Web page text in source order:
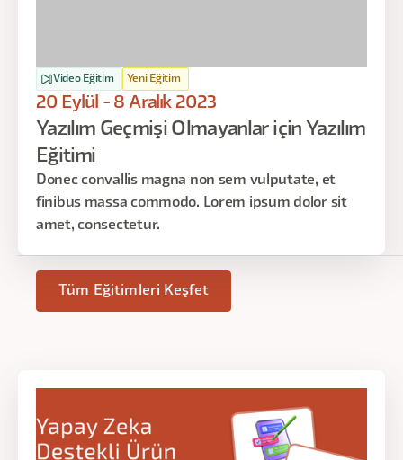
Video Eğitim Yeni Eğitim
20 Eylül - 8 Aralık 2023
Yazılım Geçmişi Olmayanlar için Yazılım
Eğitimi
Donec convallis magna non sem vulputate, et
finibus massa commodo. Lorem ipsum dolor sit
amet, consectetur.
Tüm Eğitimleri Keşfet